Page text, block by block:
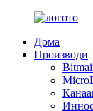
Дома
Производи